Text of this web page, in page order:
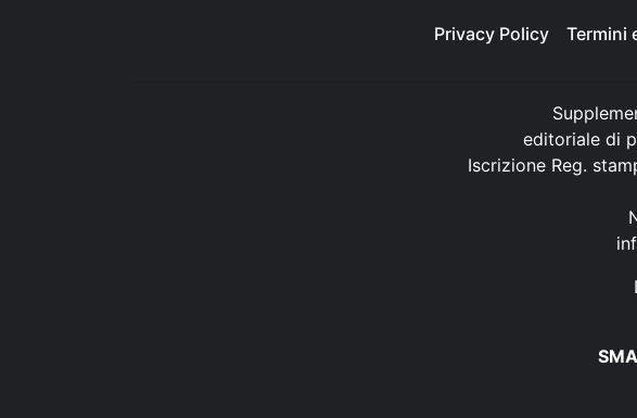
Privacy Policy Termini
editoriale di
Iscrizione Reg.